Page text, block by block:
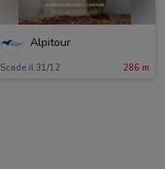
Alpitour
Scade il 31/12 286 m